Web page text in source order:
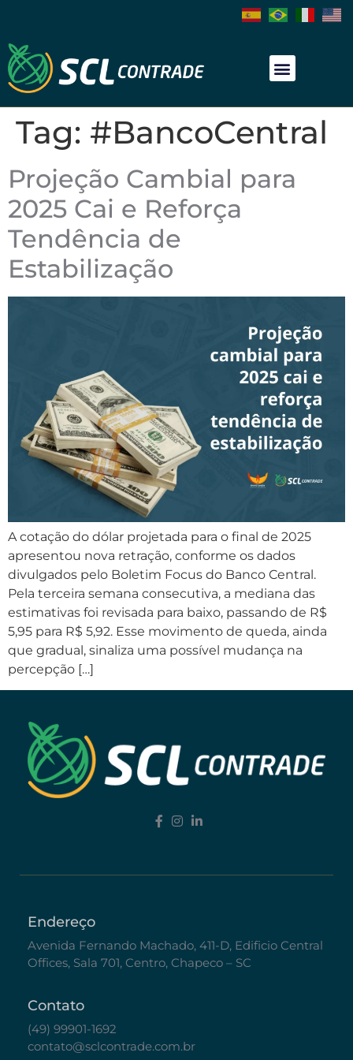
Tag: #BancoCentral
Projeção Cambial para
2025 Cai e Reforça
Tendência de
Estabilização
A cotação do dólar projetada para o final de 2025
apresentou nova retração, conforme os dados
divulgados pelo Boletim Focus do Banco Central.
Pela terceira semana consecutiva, a mediana das
estimativas foi revisada para baixo, passando de R$
5,95 para R$ 5,92. Esse movimento de queda, ainda
que gradual, sinaliza uma possível mudança na
percepção […]
Endereço
Avenida Fernando Machado, 411-D, Edificio Central
Offices, Sala 701, Centro, Chapeco – SC
Contato
(49) 99901-1692
contato@sclcontrade.com.br